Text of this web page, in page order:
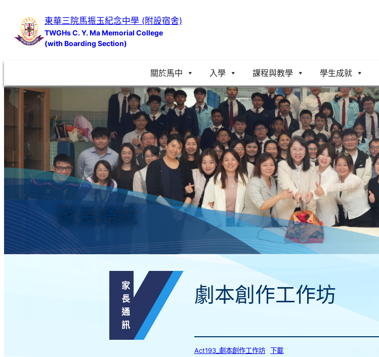
內
東華三院馬振玉紀念中學 (附設宿舍)
TWGHs C. Y. Ma Memorial College
(with Boarding Section)
關於馬中 入學 課程與教學 學生成就
家長通訊
家
長
通
訊
劇本創作工作坊
Act193_劇本創作工作坊 下載